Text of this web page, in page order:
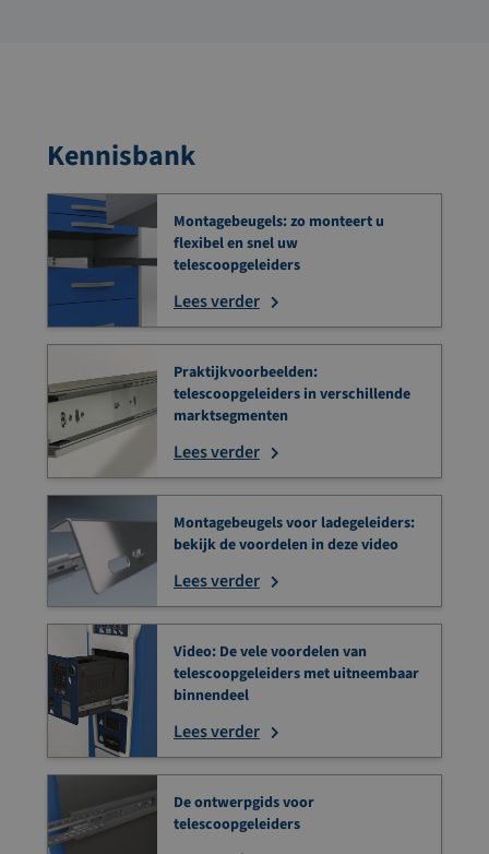
Kennisbank
Montagebeugels: zo monteert u
flexibel en snel uw
telescoopgeleiders
Lees verder
Praktijkvoorbeelden:
telescoopgeleiders in verschillende
marktsegmenten
Lees verder
Montagebeugels voor ladegeleiders:
bekijk de voordelen in deze video
Lees verder
Video: De vele voordelen van
telescoopgeleiders met uitneembaar
binnendeel
Lees verder
De ontwerpgids voor
telescoopgeleiders